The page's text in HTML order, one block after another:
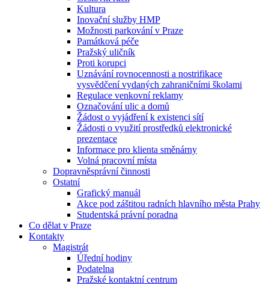
Kultura
Inovační služby HMP
Možnosti parkování v Praze
Památková péče
Pražský uličník
Proti korupci
Uznávání rovnocennosti a nostrifikace
vysvědčení vydaných zahraničními školami
Regulace venkovní reklamy
Označování ulic a domů
Žádost o vyjádření k existenci sítí
Žádosti o využití prostředků elektronické
prezentace
Informace pro klienta směnárny
Volná pracovní místa
Dopravněsprávní činnosti
Ostatní
Grafický manuál
Akce pod záštitou radních hlavního města Prahy
Studentská právní poradna
Co dělat v Praze
Kontakty
Magistrát
Úřední hodiny
Podatelna
Pražské kontaktní centrum